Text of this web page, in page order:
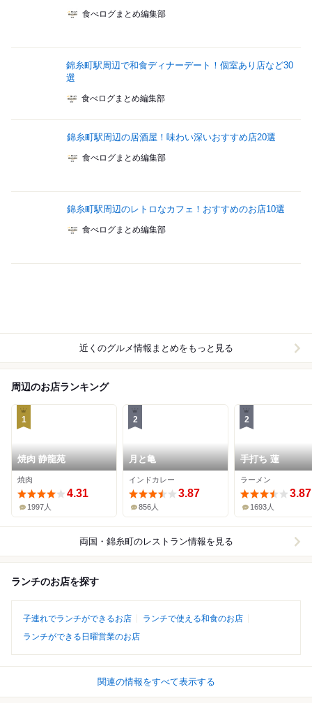
食べログまとめ編集部
錦糸町駅周辺で和食ディナーデート！個室あり店など30
選
食べログまとめ編集部
錦糸町駅周辺の居酒屋！味わい深いおすすめ店20選
食べログまとめ編集部
錦糸町駅周辺のレトロなカフェ！おすすめのお店10選
食べログまとめ編集部
近くのグルメ情報まとめをもっと見る
周辺のお店ランキング
1
焼肉 静龍苑
焼肉
4.31
1997人
2
月と亀
インドカレー
3.87
856人
2
手打ち 蓮
ラーメン
3.87
1693人
両国・錦糸町のレストラン情報を見る
ランチのお店を探す
子連れでランチができるお店
ランチで使える和食のお店
ランチができる日曜営業のお店
関連の情報をすべて表示する